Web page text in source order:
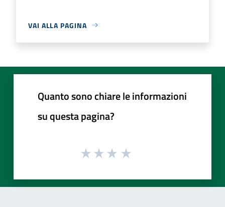
VAI ALLA PAGINA
Quanto sono chiare le informazioni
su questa pagina?